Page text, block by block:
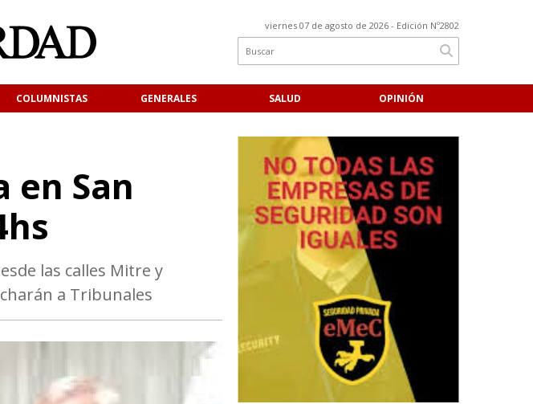
viernes 07 de agosto de 2026 - Edición Nº2802
COLUMNISTAS GENERALES SALUD OPINIÓN
en San
las calles Mitre y
a Tribunales